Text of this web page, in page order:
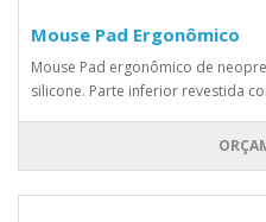
Mouse Pad Ergonômico
Mouse Pad ergonômico de
silicone. Parte inferior revestida